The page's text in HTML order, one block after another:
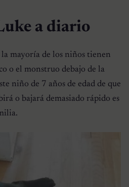
a diario
mayoría de los niños tienen
o el monstruo debajo de la
niño de 7 años de edad de que
o bajará demasiado rápido es